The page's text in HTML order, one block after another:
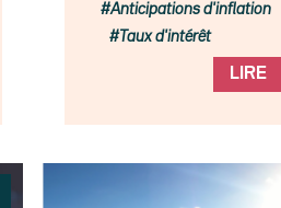
LIRE
Anticipations d'inflation
Taux d'intérêt